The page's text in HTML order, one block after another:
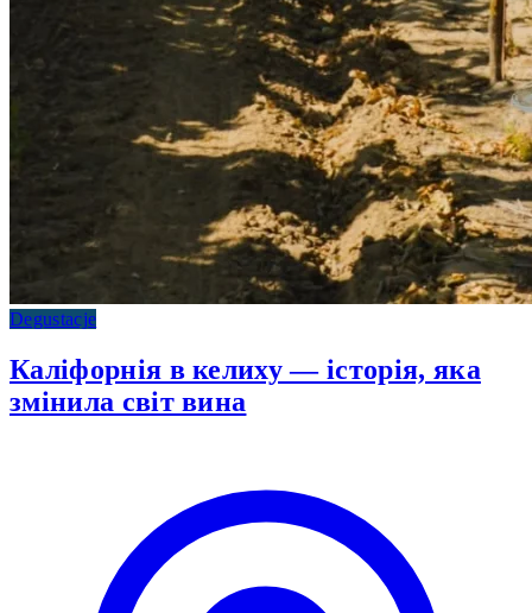
Degustacje
Каліфорнія в келиху — історія, яка
змінила світ вина